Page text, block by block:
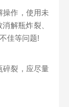
作，使用未
解瓶炸裂、
佳等问题!
裂，应尽量